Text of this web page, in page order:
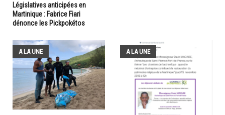
Législatives anticipées en
Martinique : Fabrice Fiari
dénonce les Pickpokétos
A LA UNE A LA UNE